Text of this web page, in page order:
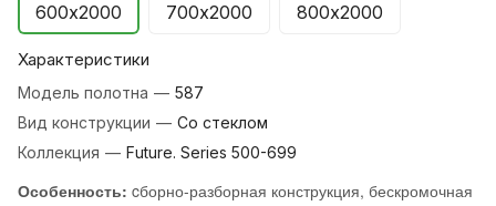
600х2000 700х2000 800х2000
Характеристики
Модель полотна — 587
Вид конструкции — Со стеклом
Коллекция — Future. Series 500-699
Особенность: cборно-разборная конструкция, бескромочная